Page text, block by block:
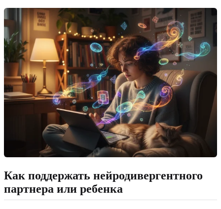
Как поддержать нейродивергентного
партнера или ребенка